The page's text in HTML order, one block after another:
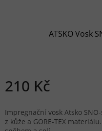
ATSKO Vosk
210 Kč
Impregnační vosk Atsko
z kůže a GORE-TEX